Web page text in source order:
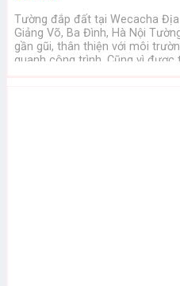
Tường đắp đất tại Wecacha Địa
Giảng Võ, Ba Đình, Hà Nội
gần gũi, thân thiện với môi
quanh công trình. Cũng vì